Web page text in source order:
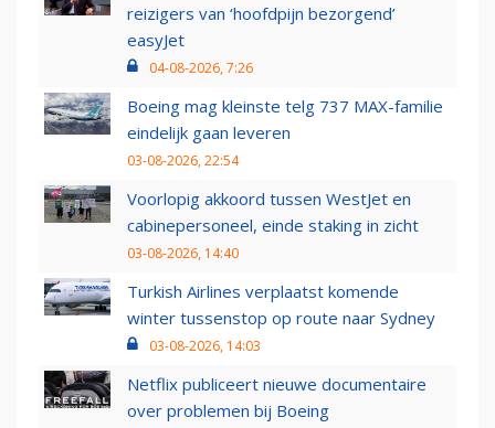
reizigers van ‘hoofdpijn bezorgend’
easyJet
04-08-2026, 7:26
Boeing mag kleinste telg 737 MAX-familie
eindelijk gaan leveren
03-08-2026, 22:54
Voorlopig akkoord tussen WestJet en
cabinepersoneel, einde staking in zicht
03-08-2026, 14:40
Turkish Airlines verplaatst komende
winter tussenstop op route naar Sydney
03-08-2026, 14:03
Netflix publiceert nieuwe documentaire
over problemen bij Boeing